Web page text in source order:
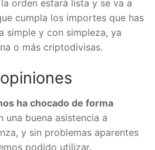
y tambiénhay que
de la plataforma.
orden estará lista y se va a
simple y con simpleza,
ha chocado de forma